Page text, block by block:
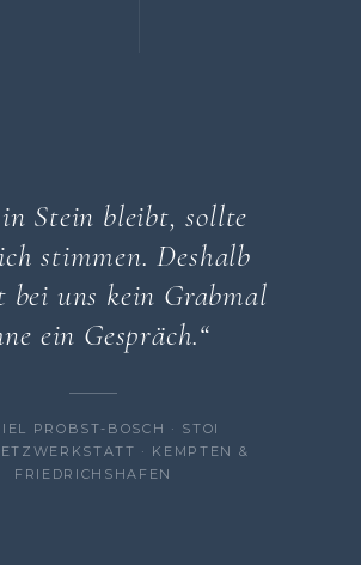
in Stein bleibt, sollte
stimmen. Deshalb
bei uns kein Grabmal
ein Gespräch.“
PROBST-BOSCH · STOI
· KEMPTEN &
FRIEDRICHSHAFEN